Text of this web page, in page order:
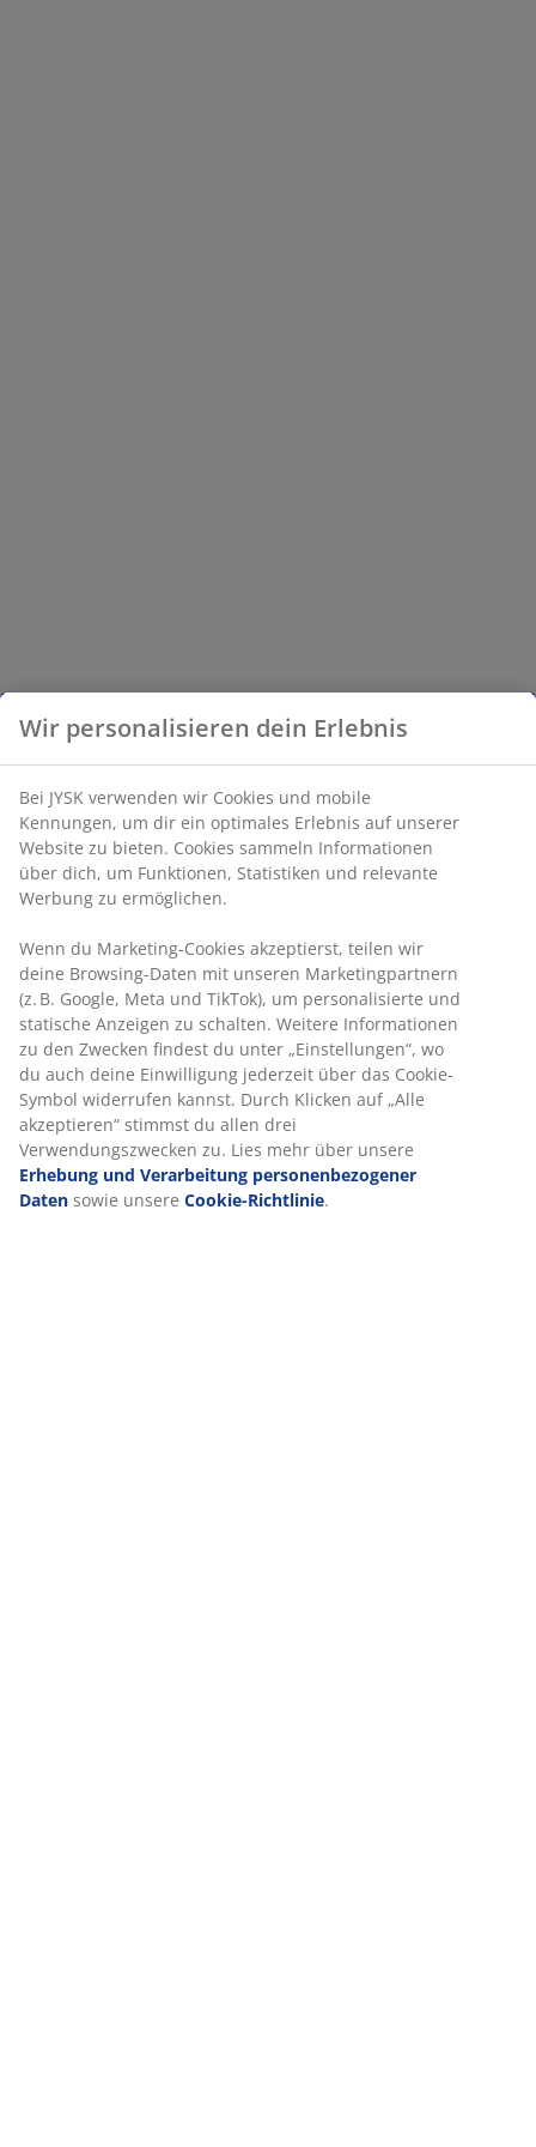
Wir personalisieren dein Erlebnis
Bei JYSK verwenden wir Cookies und mobile
Kennungen, um dir ein optimales Erlebnis auf unserer
Website zu bieten. Cookies sammeln Informationen
über dich, um Funktionen, Statistiken und relevante
Werbung zu ermöglichen.
Wenn du Marketing-Cookies akzeptierst, teilen wir
deine Browsing-Daten mit unseren Marketingpartnern
(z. B. Google, Meta und TikTok), um personalisierte und
statische Anzeigen zu schalten. Weitere Informationen
zu den Zwecken findest du unter „Einstellungen“, wo
du auch deine Einwilligung jederzeit über das Cookie-
Symbol widerrufen kannst. Durch Klicken auf „Alle
akzeptieren“ stimmst du allen drei
Verwendungszwecken zu. Lies mehr über unsere
Erhebung und Verarbeitung personenbezogener
Daten sowie unsere Cookie-Richtlinie.